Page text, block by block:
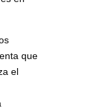
que
el